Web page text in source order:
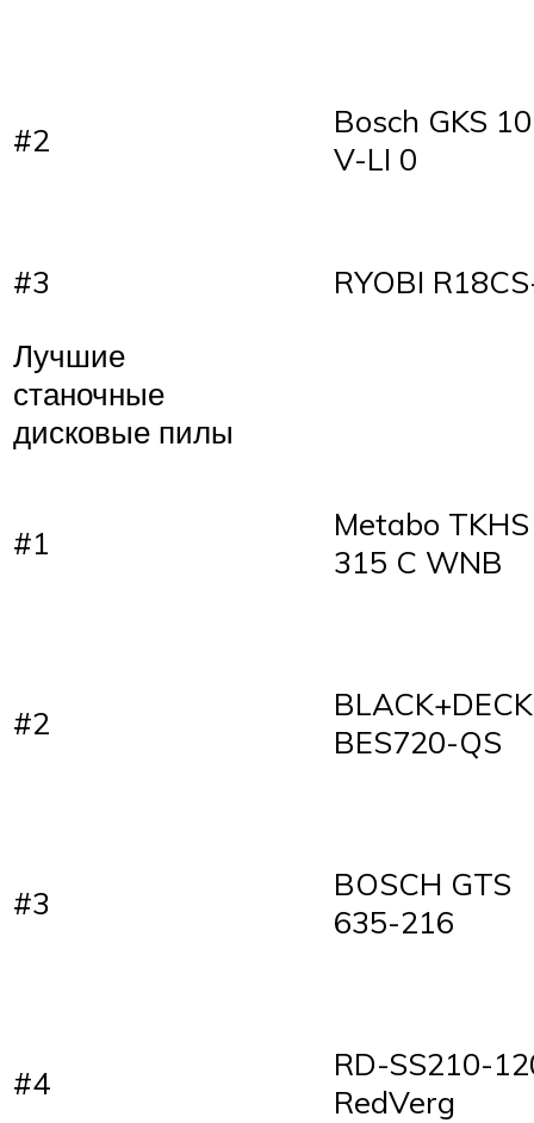
#2
Bosch GKS
V-LI 0
#3
RYOBI
Лучшие
станочные
дисковые пилы
#1
Metabo TKHS
315 C WNB
#2
BES720-QS
#3
BOSCH GTS
635-216
#4
RD-SS210-
RedVerg